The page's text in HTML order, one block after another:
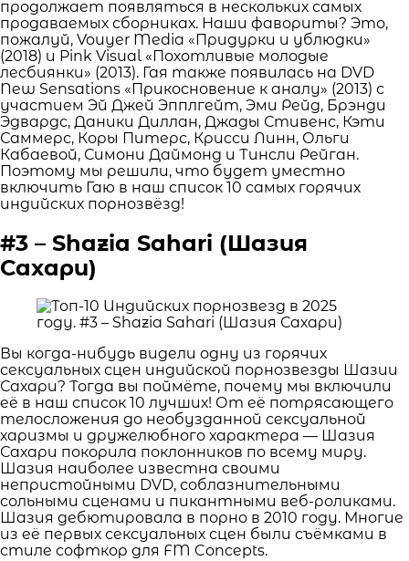
продолжает появляться в нескольких самых
продаваемых сборниках. Наши фавориты? Это,
пожалуй, Vouyer Media «Придурки и ублюдки»
(2018) и Pink Visual «Похотливые молодые
лесбиянки» (2013). Гая также появилась на DVD
New Sensations «Прикосновение к аналу» (2013) с
участием Эй Джей Эпплгейт, Эми Рейд, Брэнди
Эдвардс, Даники Диллан, Джады Стивенс, Кэти
Саммерс, Коры Питерс, Крисси Линн, Ольги
Кабаевой, Симони Даймонд и Тинсли Рейган.
Поэтому мы решили, что будет уместно
включить Гаю в наш список 10 самых горячих
индийских порнозвёзд!
#3 – Shazia Sahari (Шазия
Сахари)
Вы когда-нибудь видели одну из горячих
сексуальных сцен индийской порнозвезды Шазии
Сахари? Тогда вы поймёте, почему мы включили
её в наш список 10 лучших! От её потрясающего
телосложения до необузданной сексуальной
харизмы и дружелюбного характера — Шазия
Сахари покорила поклонников по всему миру.
Шазия наиболее известна своими
непристойными DVD, соблазнительными
сольными сценами и пикантными веб-роликами.
Шазия дебютировала в порно в 2010 году. Многие
из её первых сексуальных сцен были съёмками в
стиле софткор для FM Concepts.